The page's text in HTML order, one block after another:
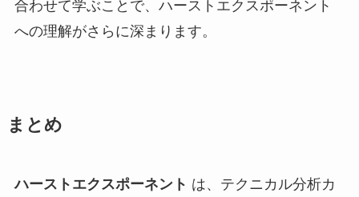
合わせて学ぶことで、ハーストエクスポーネント
への理解がさらに深まります。
まとめ
ハーストエクスポーネント は、テクニカル分析カ